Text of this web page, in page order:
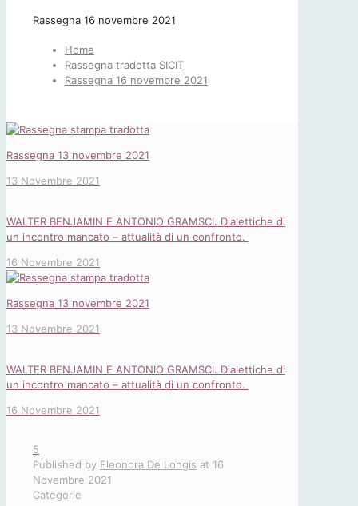
Rassegna 16 novembre 2021
Home
Rassegna tradotta SICIT
Rassegna 16 novembre 2021
Rassegna 13 novembre 2021
13 Novembre 2021
WALTER BENJAMIN E ANTONIO GRAMSCI. Dialettiche di
un incontro mancato – attualità di un confronto.
16 Novembre 2021
Rassegna 13 novembre 2021
13 Novembre 2021
WALTER BENJAMIN E ANTONIO GRAMSCI. Dialettiche di
un incontro mancato – attualità di un confronto.
16 Novembre 2021
5
Published by Eleonora De Longis at 16
Novembre 2021
Categorie